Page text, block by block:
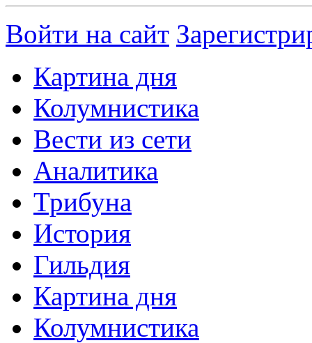
Войти на сайт
Картина дня
Колумнистика
Вести из сети
Аналитика
Трибуна
История
Гильдия
Картина дня
Колумнистика